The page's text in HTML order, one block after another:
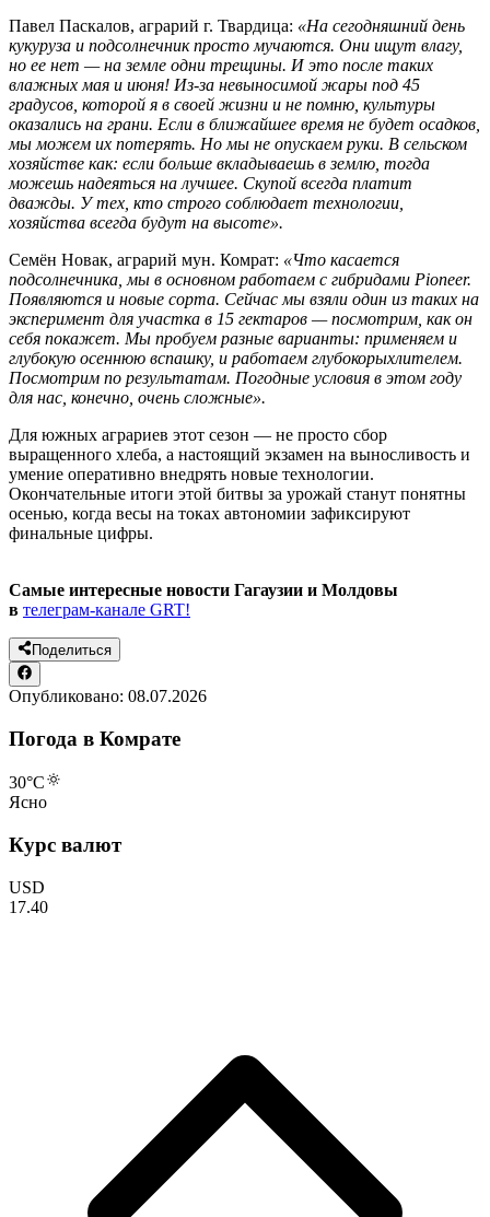
Павел Паскалов, аграрий г. Твардица: «На сегодняшний день
кукуруза и подсолнечник просто мучаются. Они ищут влагу,
но ее нет — на земле одни трещины. И это после таких
влажных мая и июня! Из-за невыносимой жары под 45
градусов, которой я в своей жизни и не помню, культуры
оказались на грани. Если в ближайшее время не будет осадков,
мы можем их потерять. Но мы не опускаем руки. В сельском
хозяйстве как: если больше вкладываешь в землю, тогда
можешь надеяться на лучшее. Скупой всегда платит
дважды. У тех, кто строго соблюдает технологии,
хозяйства всегда будут на высоте».
Семён Новак, аграрий мун. Комрат: «Что касается
подсолнечника, мы в основном работаем с гибридами Pioneer.
Появляются и новые сорта. Сейчас мы взяли один из таких на
эксперимент для участка в 15 гектаров — посмотрим, как он
себя покажет. Мы пробуем разные варианты: применяем и
глубокую осеннюю вспашку, и работаем глубокорыхлителем.
Посмотрим по результатам. Погодные условия в этом году
для нас, конечно, очень сложные».
Для южных аграриев этот сезон — не просто сбор
выращенного хлеба, а настоящий экзамен на выносливость и
умение оперативно внедрять новые технологии.
Окончательные итоги этой битвы за урожай станут понятны
осенью, когда весы на токах автономии зафиксируют
финальные цифры.
Самые интересные новости Гагаузии и Молдовы
в телеграм-канале GRT!
Поделиться
Опубликовано: 08.07.2026
Погода в Комрате
30°C
Ясно
Курс валют
USD
17.40